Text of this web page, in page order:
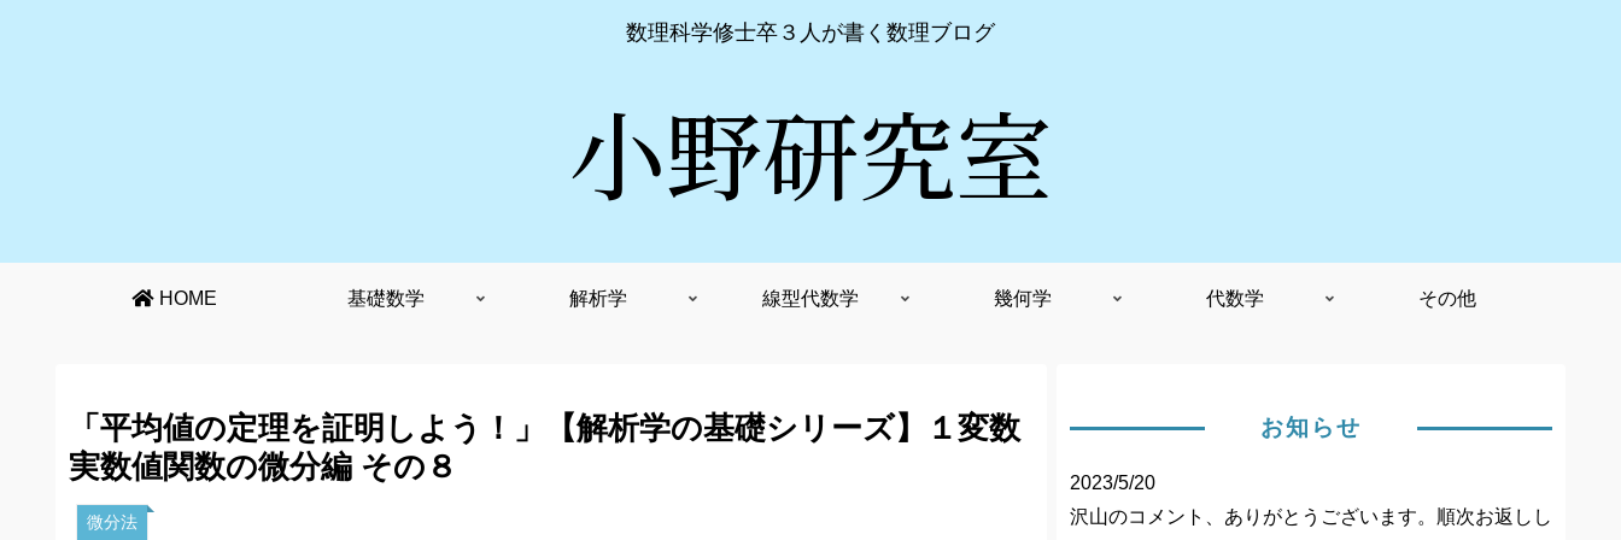
数理科学修士卒３人が書く数理ブログ
小野研究室
HOME 基礎数学 解析学 線型代数学 幾何学 代数学 その他
「平均値の定理を証明しよう！」【解析学の基礎シリーズ】１変数
実数値関数の微分編 その８
微分法
お知らせ
2023/5/20
沢山のコメント、ありがとうございます。順次お返しし